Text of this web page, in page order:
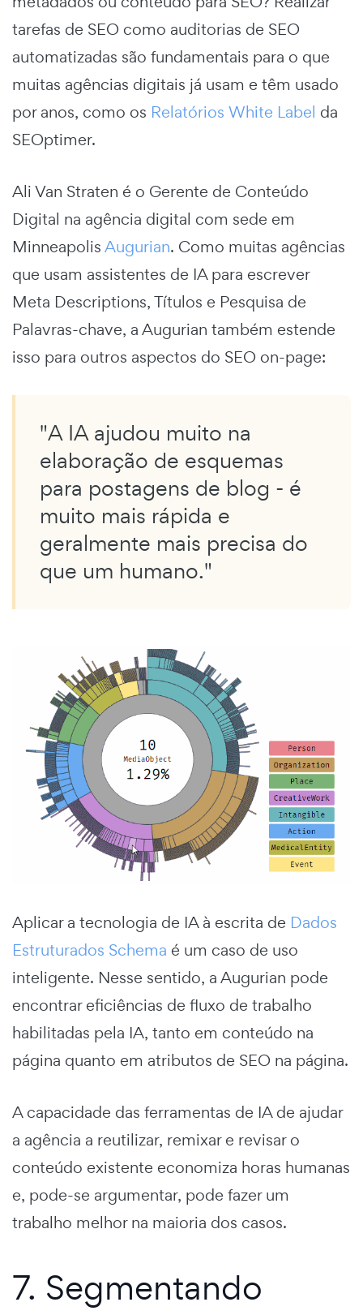
tarefas de SEO como auditorias de SEO
automatizadas são fundamentais para o que
muitas agências digitais já usam e têm usado
por anos, como os Relatórios White Label da
SEOptimer.
Ali Van Straten é o Gerente de Conteúdo
Digital na agência digital com sede em
MinneapolisAugurian. Como muitas agências
que usam assistentes de IA para escrever
Meta Descriptions, Títulos e Pesquisa de
Palavras-chave, a Augurian também estende
isso para outros aspectos do SEO on-page:
"A IA ajudou muito na
elaboração de esquemas
para postagens de blog - é
muito mais rápida e
geralmente mais precisa do
que um humano."
Aplicar a tecnologia de IA à escrita de Dados
Estruturados Schema é um caso de uso
inteligente. Nesse sentido, a Augurian pode
encontrar eficiências de fluxo de trabalho
habilitadas pela IA, tanto em conteúdo na
página quanto em atributos de SEO na página.
A capacidade das ferramentas de IA de ajudar
a agência a reutilizar, remixar e revisar o
conteúdo existente economiza horas humanas
e, pode-se argumentar, pode fazer um
trabalho melhor na maioria dos casos.
7. Segmentando